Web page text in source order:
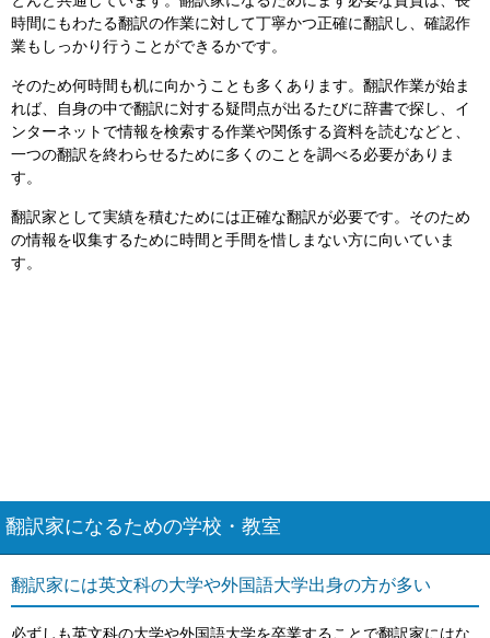
時間にもわたる翻訳の作業に対して丁寧かつ正確に翻訳し、確認作
業もしっかり行うことができるかです。
そのため何時間も机に向かうことも多くあります。翻訳作業が始ま
れば、自身の中で翻訳に対する疑問点が出るたびに辞書で探し、イ
ンターネットで情報を検索する作業や関係する資料を読むなどと、
一つの翻訳を終わらせるために多くのことを調べる必要がありま
す。
翻訳家として実績を積むためには正確な翻訳が必要です。そのため
の情報を収集するために時間と手間を惜しまない方に向いていま
す。
翻訳家になるための学校・教室
翻訳家には英文科の大学や外国語大学出身の方が多い
必ずしも英文科の大学や外国語大学を卒業することで翻訳家にはな